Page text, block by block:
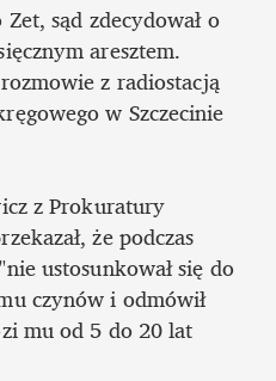
sąd zdecydował o
aresztem.
z radiostacją
w Szczecinie
z Prokuratury
że podczas
ustosunkował się do
czynów i odmówił
mu od 5 do 20 lat